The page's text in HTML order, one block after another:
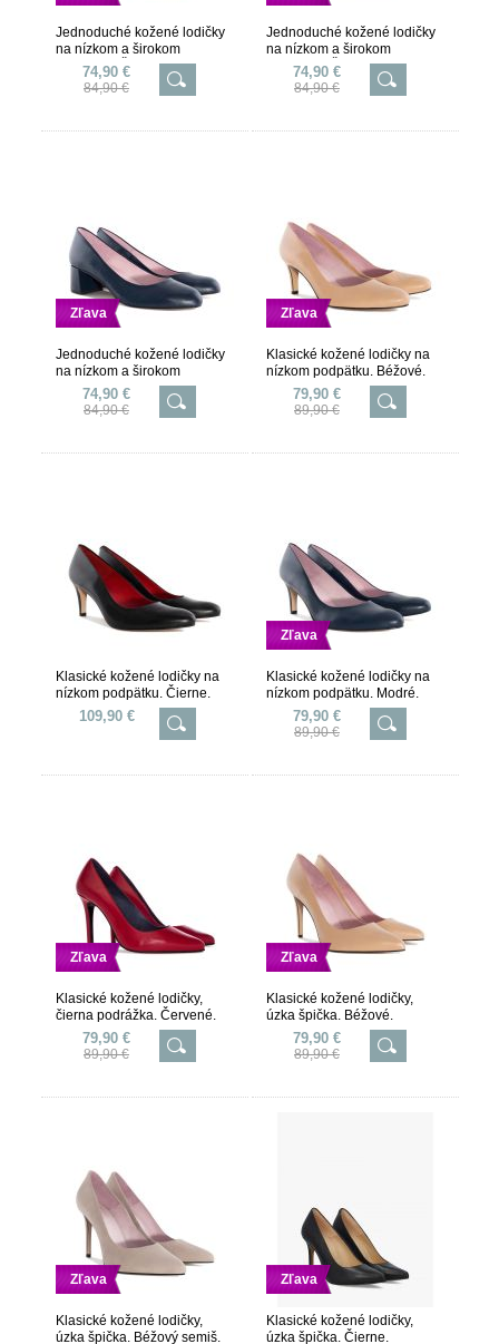
Jednoduché kožené lodičky
na nízkom a širokom
podpätku. Červené.
74,90 €
84,90 €
Jednoduché kožené lodičky
na nízkom a širokom
podpätku. Čierne.
74,90 €
84,90 €
Zľava
Jednoduché kožené lodičky
na nízkom a širokom
podpätku. Modré.
74,90 €
84,90 €
Zľava
Klasické kožené lodičky na
nízkom podpätku. Béžové.
79,90 €
89,90 €
Klasické kožené lodičky na
nízkom podpätku. Čierne.
109,90 €
Zľava
Klasické kožené lodičky na
nízkom podpätku. Modré.
79,90 €
89,90 €
Zľava
Klasické kožené lodičky,
čierna podrážka. Červené.
79,90 €
89,90 €
Zľava
Klasické kožené lodičky,
úzka špička. Béžové.
79,90 €
89,90 €
Zľava
Klasické kožené lodičky,
úzka špička. Béžový semiš.
Zľava
Klasické kožené lodičky,
úzka špička. Čierne.